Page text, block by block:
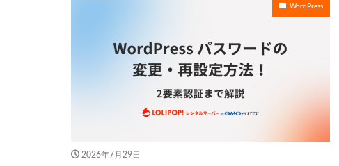
WordPress
2026年7月29日